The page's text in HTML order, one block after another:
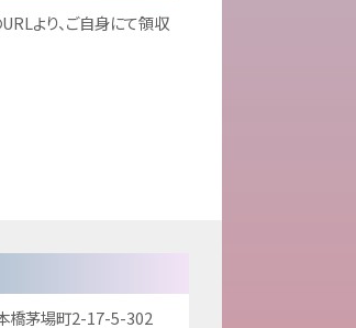
より、ご自身にて領収
橋茅場町2-17-5-302